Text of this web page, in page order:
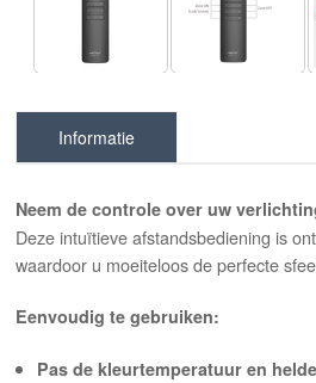
Informatie
Neem de controle over uw
Deze intuïtieve afstandsbediening is
waardoor u moeiteloos de perfecte
Eenvoudig te gebruiken:
Pas de kleurtemperatuur en